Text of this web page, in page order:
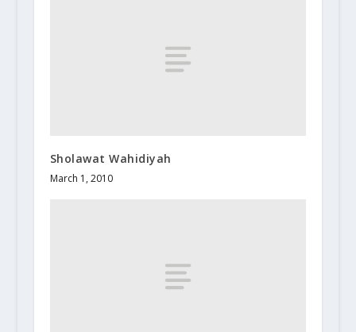
Sholawat Wahidiyah
March 1, 2010